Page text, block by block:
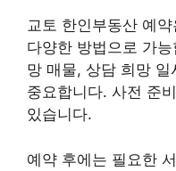
교토 한인부동산 예
다양한 방법으로 가
망 매물, 상담 희망 일
중요합니다. 사전 준
있습니다.
예약 후에는 필요한